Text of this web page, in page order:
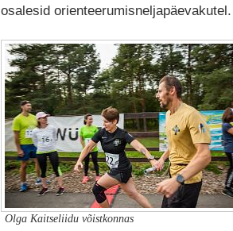
osalesid orienteerumisneljapäevakutel.
Olga Kaitseliidu võistkonnas